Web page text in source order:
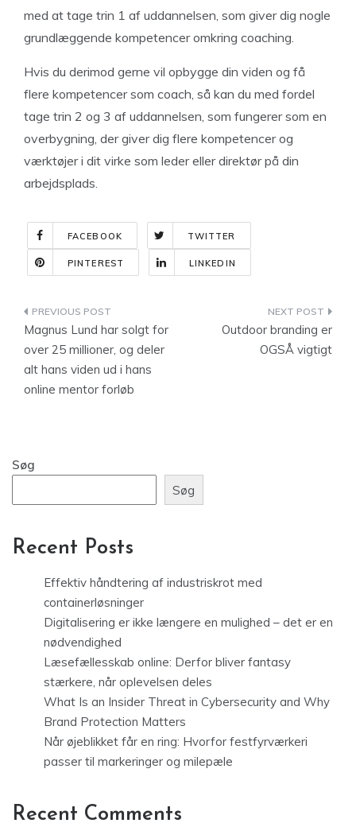
med at tage trin 1 af uddannelsen, som giver dig nogle
grundlæggende kompetencer omkring coaching.
Hvis du derimod gerne vil opbygge din viden og få
flere kompetencer som coach, så kan du med fordel
tage trin 2 og 3 af uddannelsen, som fungerer som en
overbygning, der giver dig flere kompetencer og
værktøjer i dit virke som leder eller direktør på din
arbejdsplads.
FACEBOOK TWITTER
PINTEREST LINKEDIN
Indlægsnavigation
Magnus Lund har solgt for
over 25 millioner, og deler
alt hans viden ud i hans
online mentor forløb
Outdoor branding er
OGSÅ vigtigt
Søg
Søg
Recent Posts
Effektiv håndtering af industriskrot med
containerløsninger
Digitalisering er ikke længere en mulighed – det er en
nødvendighed
Læsefællesskab online: Derfor bliver fantasy
stærkere, når oplevelsen deles
What Is an Insider Threat in Cybersecurity and Why
Brand Protection Matters
Når øjeblikket får en ring: Hvorfor festfyrværkeri
passer til markeringer og milepæle
Recent Comments